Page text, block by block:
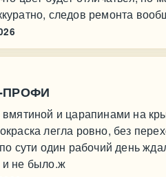
следов ремонта
ПРОФИ
и царапинами на
легла ровно, без
сути один рабочий день
не было.ж